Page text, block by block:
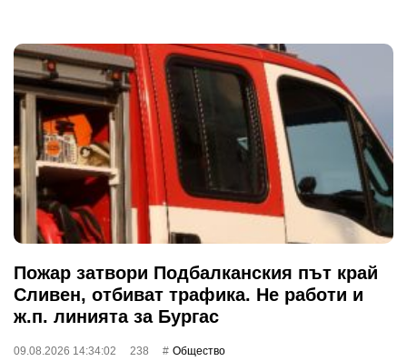
Пожар затвори Подбалканския път край
Сливен, отбиват трафика. Не работи и
ж.п. линията за Бургас
09.08.2026 14:34:02 238 Общество